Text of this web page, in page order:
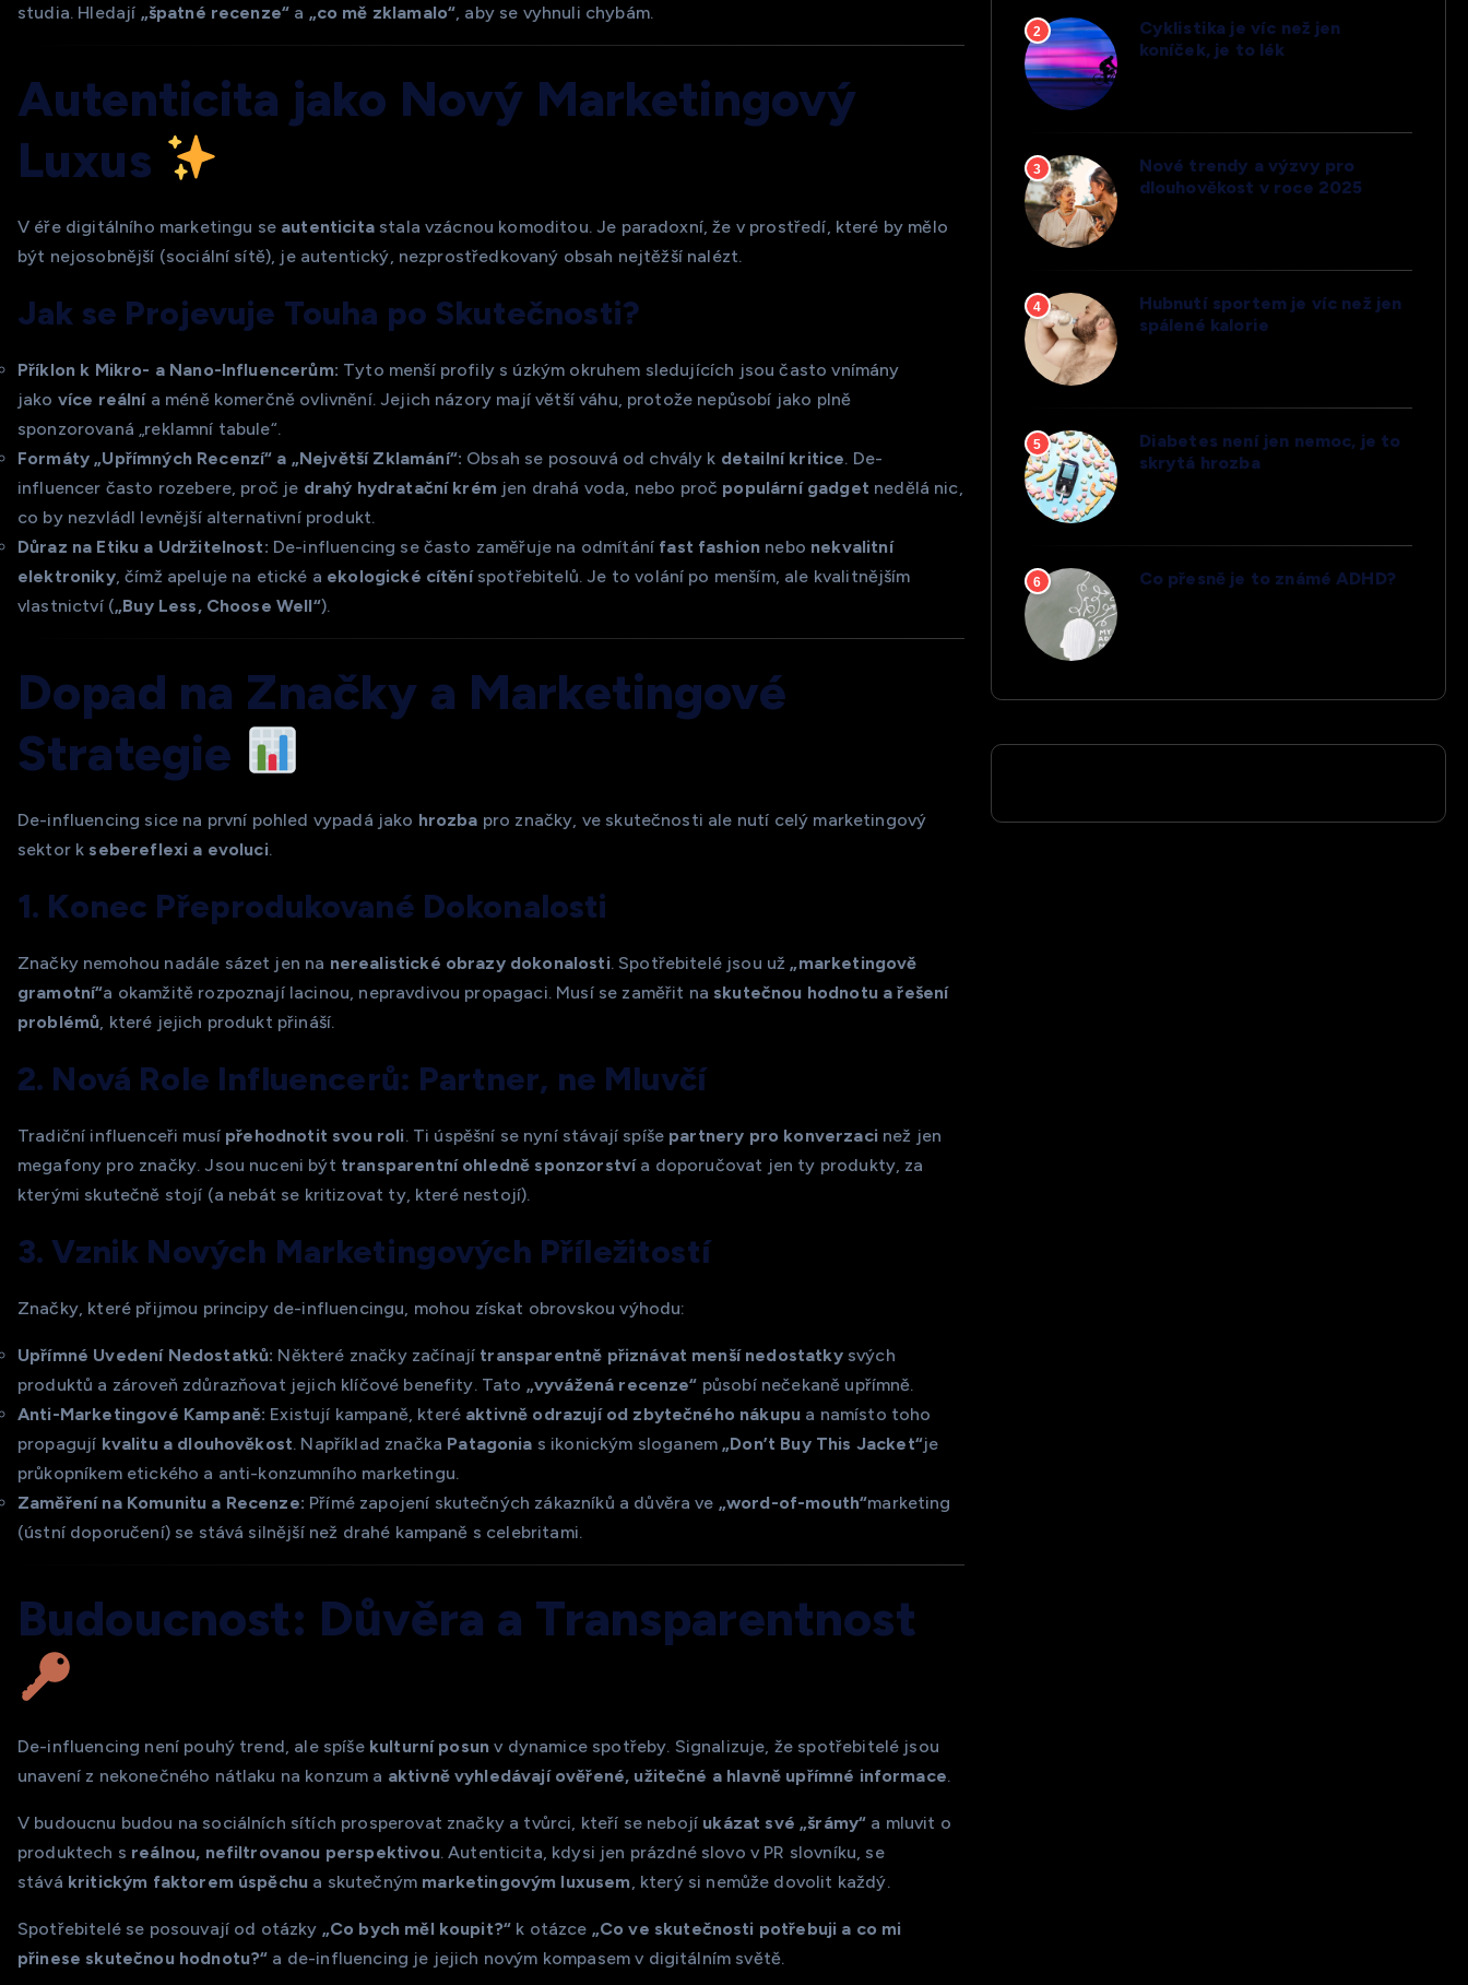
studia. Hledají „špatné recenze“ a „co mě zklamalo“ , aby se vyhnuli chybám.
Autenticita jako Nový Marketingový
Luxus
V éře digitálního marketingu se autenticitastala vzácnou komoditou. Je paradoxní, že v prostředí, které by mělo
být nejosobnější (sociální sítě), je autentický, nezprostředkovaný obsah nejtěžší nalézt.
Jak se Projevuje Touha po Skutečnosti?
Příklon k Mikro- a Nano-Influencerům: Tyto menší profily s úzkým okruhem sledujících jsou často vnímány
jako více reálnía méně komerčně ovlivnění. Jejich názory mají větší váhu, protože nepůsobí jako plně
sponzorovaná „reklamní tabule“.
Formáty „Upřímných Recenzí“ a „Největší Zklamání“: Obsah se posouvá od chvály k detailní kritice. De-
influencer často rozebere, proč je drahý hydratační krémjen drahá voda, nebo proč populární gadget nedělá nic,
co by nezvládl levnější alternativní produkt.
Důraz na Etiku a Udržitelnost: De-influencing se často zaměřuje na odmítání fast fashion nebo nekvalitní
elektroniky, čímž apeluje na etické a ekologické cítěníspotřebitelů. Je to volání po menším, ale kvalitnějším
vlastnictví („Buy Less, Choose Well“).
Dopad na Značky a Marketingové
Strategie
De-influencing sice na první pohled vypadá jako hrozba pro značky, ve skutečnosti ale nutí celý marketingový
sektor k sebereflexi a evoluci.
1. Konec Přeprodukované Dokonalosti
Značky nemohou nadále sázet jen na nerealistické obrazy dokonalosti. Spotřebitelé jsou už „marketingově
gramotní“a okamžitě rozpoznají lacinou, nepravdivou propagaci. Musí se zaměřit na skutečnou hodnotu a řešení
problémů , které jejich produkt přináší.
2. Nová Role Influencerů: Partner, ne Mluvčí
Tradiční influenceři musí přehodnotit svou roli. Ti úspěšní se nyní stávají spíše partnery pro konverzacinež jen
megafony pro značky. Jsou nuceni být transparentní ohledně sponzorstvía doporučovat jen ty produkty, za
kterými skutečně stojí (a nebát se kritizovat ty, které nestojí).
3. Vznik Nových Marketingových Příležitostí
Značky, které přijmou principy de-influencingu, mohou získat obrovskou výhodu:
Upřímné Uvedení Nedostatků: Některé značky začínají transparentně přiznávat menší nedostatkysvých
produktů a zároveň zdůrazňovat jejich klíčové benefity. Tato „vyvážená recenze“ působí nečekaně upřímně.
Anti-Marketingové Kampaně: Existují kampaně, které aktivně odrazují od zbytečného nákupu a namísto toho
propagují kvalitu a dlouhověkost. Například značka Patagonia s ikonickým sloganem „Don’t Buy This Jacket“je
průkopníkem etického a anti-konzumního marketingu.
Zaměření na Komunitu a Recenze: Přímé zapojení skutečných zákazníků a důvěra ve „word-of-mouth“marketing
(ústní doporučení) se stává silnější než drahé kampaně s celebritami.
Budoucnost: Důvěra a Transparentnost
De-influencing není pouhý trend, ale spíše kulturní posun v dynamice spotřeby. Signalizuje, že spotřebitelé jsou
unavení z nekonečného nátlaku na konzum a aktivně vyhledávají ověřené, užitečné a hlavně upřímné informace.
V budoucnu budou na sociálních sítích prosperovat značky a tvůrci, kteří se nebojí ukázat své „šrámy“ a mluvit o
produktech s reálnou, nefiltrovanou perspektivou. Autenticita, kdysi jen prázdné slovo v PR slovníku, se
stává kritickým faktorem úspěchu a skutečným marketingovým luxusem , který si nemůže dovolit každý.
Spotřebitelé se posouvají od otázky „Co bych měl koupit?“ k otázce „Co ve skutečnosti potřebuji a co mi
přinese skutečnou hodnotu?“ a de-influencing je jejich novým kompasem v digitálním světě.
2
Cyklistika je víc než jen
koníček, je to lék
3
Nové trendy a výzvy pro
dlouhověkost v roce 2025
4
Hubnutí sportem je víc než jen
spálené kalorie
5
Diabetes není jen nemoc, je to
skrytá hrozba
6 Co přesně je to známé ADHD?